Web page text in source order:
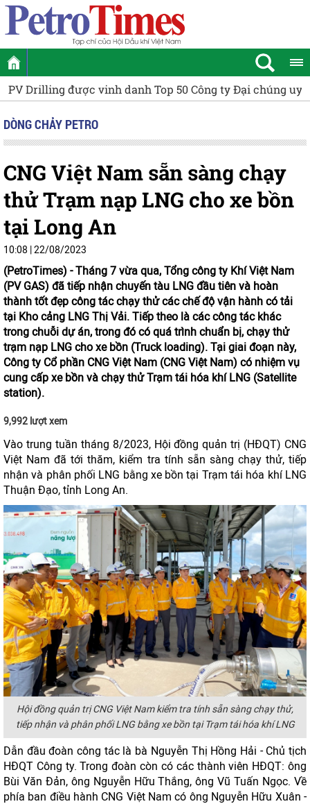
Công ty Đại chúng uy tín và hiệu quả năm 2026
DÒNG CHẢY PETRO
CNG Việt Nam sẵn sàng chạy
thử Trạm nạp LNG cho xe bồn
tại Long An
10:08 | 22/08/2023
(PetroTimes) -Tháng 7 vừa qua, Tổng công ty Khí Việt Nam
(PV GAS) đã tiếp nhận chuyến tàu LNG đầu tiên và hoàn
thành tốt đẹp công tác chạy thử các chế độ vận hành có tải
tại Kho cảng LNG Thị Vải. Tiếp theo là các công tác khác
trong chuỗi dự án, trong đó có quá trình chuẩn bị, chạy thử
trạm nạp LNG cho xe bồn (Truck loading). Tại giai đoạn này,
Công ty Cổ phần CNG Việt Nam (CNG Việt Nam) có nhiệm vụ
cung cấp xe bồn và chạy thử Trạm tái hóa khí LNG (Satellite
station).
9,992 lượt xem
Vào trung tuần tháng 8/2023, Hội đồng quản trị (HĐQT) CNG
Việt Nam đã tới thăm, kiểm tra tính sẵn sàng chạy thử, tiếp
nhận và phân phối LNG bằng xe bồn tại Trạm tái hóa khí LNG
Thuận Đạo, tỉnh Long An.
Hội đồng quản trị CNG Việt Nam kiểm tra tính sẵn sàng chạy thử,
tiếp nhận và phân phối LNG bằng xe bồn tại Trạm tái hóa khí LNG
Dẫn đầu đoàn công tác là bà Nguyễn Thị Hồng Hải - Chủ tịch
HĐQT Công ty. Trong đoàn còn có các thành viên HĐQT: ông
Bùi Văn Đản, ông Nguyễn Hữu Thắng, ông Vũ Tuấn Ngọc. Về
phía ban điều hành CNG Việt Nam có ông Nguyễn Hữu Xuân -